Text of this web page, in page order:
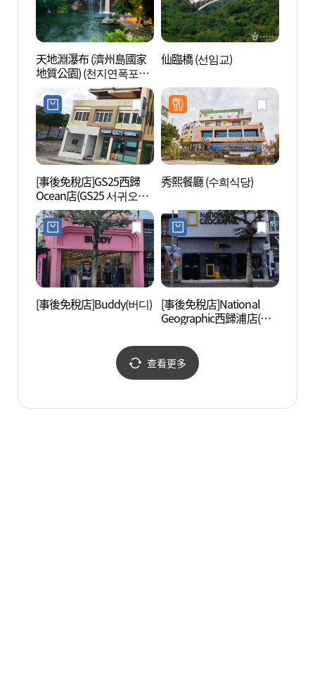
天地淵瀑布 (濟州島國家
地質公園) (천지연폭포
(제주도 국가지질공원))
仙臨橋 (선임교)
[事後免稅店]GS25西歸
Ocean店(GS25 서귀오션
점)
秀熙餐廳 (수희식당)
[事後免稅店]Buddy(버디) [事後免稅店]National
Geographic西歸浦店(내
점)
查看更多